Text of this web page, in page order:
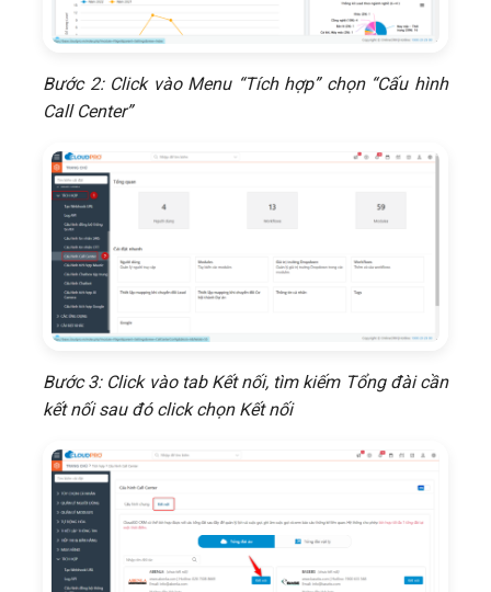
Bước 2: Click vào Menu “Tích hợp” chọn “Cấu hình
Call Center”
Bước 3: Click vào tab Kết nối, tìm kiếm Tổng đài cần
kết nối sau đó click chọn Kết nối